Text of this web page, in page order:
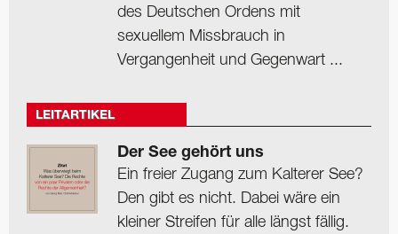
des Deutschen Ordens mit
sexuellem Missbrauch in
Vergangenheit und Gegenwart ...
LEITARTIKEL
Der See gehört uns
Ein freier Zugang zum Kalterer See?
Den gibt es nicht. Dabei wäre ein
kleiner Streifen für alle längst fällig.